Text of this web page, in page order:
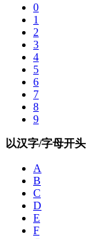
0
1
2
3
4
5
6
7
8
9
以汉字/字母开头
A
B
C
D
E
F